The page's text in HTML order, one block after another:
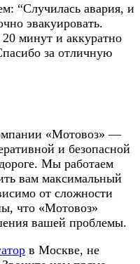
: “Случилась авария, и
эвакуировать.
минут и аккуратно
за отличную
«Мотовоз» —
и безопасной
Мы работаем
вам максимальный
от сложности
что «Мотовоз»
вашей проблемы.
в Москве, не